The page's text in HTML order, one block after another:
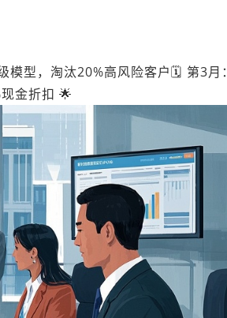
型，淘汰20%高风险客户🗓️ 第3月：
金折扣 🌟